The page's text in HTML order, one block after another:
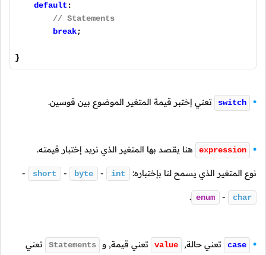
default :
// Statements
break;
}
switch تعني إختبر قيمة المتغير الموضوع بين قوسين.
expression هنا يقصد بها المتغير الذي نريد إختبار قيمته.
نوع المتغير الذي يسمح لنا بإختباره: int
-
byte
-
short
-
char
-
enum
.
case تعني حالة, value تعني قيمة, و Statements تعني